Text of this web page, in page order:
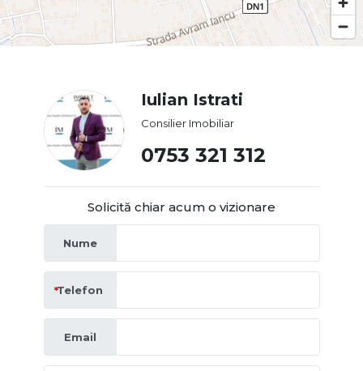
Iulian Istrati
Consilier Imobiliar
0753 321 312
Solicită chiar acum o vizionare
Nume
Telefon
Email